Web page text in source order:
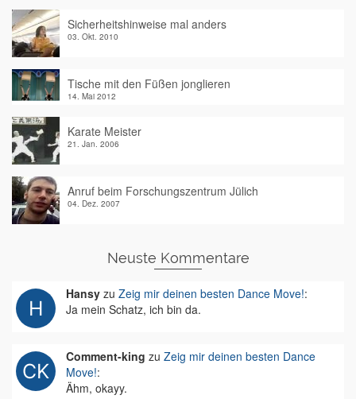
Sicherheitshinweise mal anders
03. Okt. 2010
Tische mit den Füßen jonglieren
14. Mai 2012
Karate Meister
21. Jan. 2006
Anruf beim Forschungszentrum Jülich
04. Dez. 2007
Neuste Kommentare
Hansy zu Zeig mir deinen besten Dance Move!:
Ja mein Schatz, ich bin da.
Comment-king zu Zeig mir deinen besten Dance
Move!:
Ähm, okayy.